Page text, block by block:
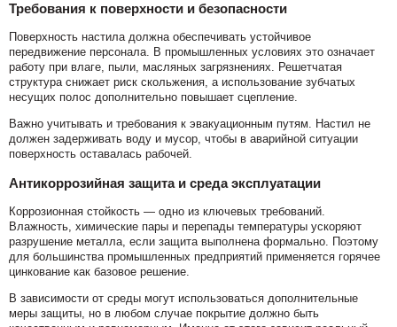
Требования к поверхности и безопасности
Поверхность настила должна обеспечивать устойчивое
передвижение персонала. В промышленных условиях это означает
работу при влаге, пыли, масляных загрязнениях. Решетчатая
структура снижает риск скольжения, а использование зубчатых
несущих полос дополнительно повышает сцепление.
Важно учитывать и требования к эвакуационным путям. Настил не
должен задерживать воду и мусор, чтобы в аварийной ситуации
поверхность оставалась рабочей.
Антикоррозийная защита и среда эксплуатации
Коррозионная стойкость — одно из ключевых требований.
Влажность, химические пары и перепады температуры ускоряют
разрушение металла, если защита выполнена формально. Поэтому
для большинства промышленных предприятий применяется горячее
цинкование как базовое решение.
В зависимости от среды могут использоваться дополнительные
меры защиты, но в любом случае покрытие должно быть